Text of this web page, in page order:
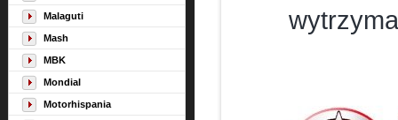
Malaguti
Mash
MBK
Mondial
Motorhispania